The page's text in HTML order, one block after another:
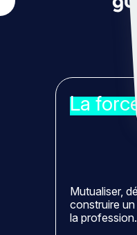
La
Mutualiser,
construire
la profession.